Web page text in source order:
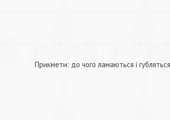
Прикмети: до чого ламаються і